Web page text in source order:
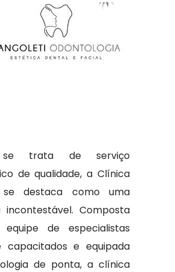
se trata de serviço
de qualidade, a Clínica
se destaca como uma
incontestável. Composta
de especialistas
capacitados e equipada
de ponta, a clínica